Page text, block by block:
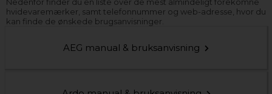
hvidevaremærker, samt telefonnummer og web-adresse, hvor du
kan finde de ønskede brugsanvisninger.
AEG manual & bruksanvisning